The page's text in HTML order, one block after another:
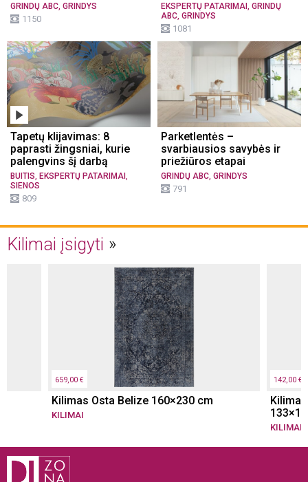
GRINDŲ ABC, GRINDYS
1150
EKSPERTŲ PATARIMAI , GRINDŲ
ABC, GRINDYS
1081
Tapetų klijavimas: 8
paprasti žingsniai, kurie
palengvins šį darbą
BUITIS, EKSPERTŲ PATARIMAI ,
SIENOS
809
Parketlentės –
svarbiausios savybės ir
priežiūros etapai
GRINDŲ ABC, GRINDYS
791
Kilimai įsigyti
659,00 €
Kilimas Osta Belize 160×230 cm
KILIMAI
142,00 €
KILIMAI